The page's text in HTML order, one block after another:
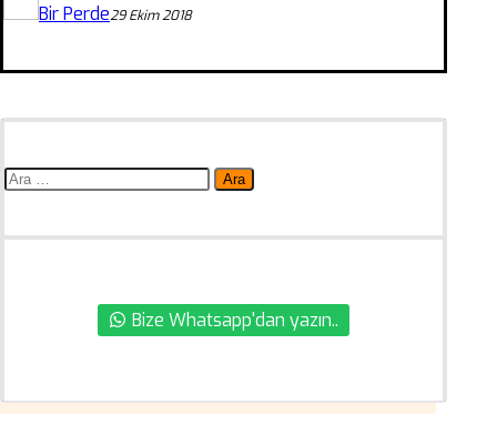
Bir Perde29 Ekim 2018
Arama:
Bize Whatsapp'dan yazın..